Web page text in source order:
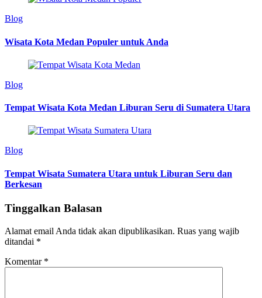
Blog
Wisata Kota Medan Populer untuk Anda
Blog
Tempat Wisata Kota Medan Liburan Seru di Sumatera Utara
Blog
Tempat Wisata Sumatera Utara untuk Liburan Seru dan
Berkesan
Tinggalkan Balasan
Alamat email Anda tidak akan dipublikasikan. Ruas yang wajib
ditandai *
Komentar *